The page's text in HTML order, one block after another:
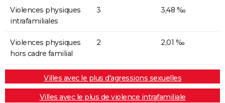
Violences physiques
intrafamiliales
3 3,48 ‰
Violences physiques
hors cadre familial
2 2,01 ‰
Villes avec le plus d'agressions sexuelles
Villes avec le plus de violence intrafamiliale